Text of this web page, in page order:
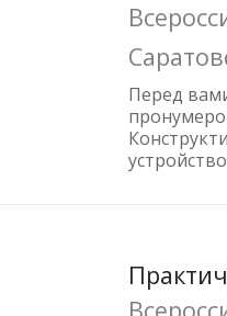
Перед